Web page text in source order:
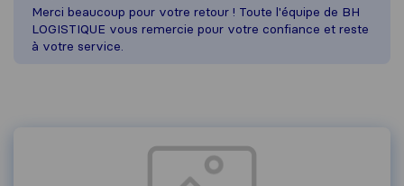
Merci beaucoup pour votre retour ! Toute l'équipe de BH
LOGISTIQUE vous remercie pour votre confiance et reste
à votre service.